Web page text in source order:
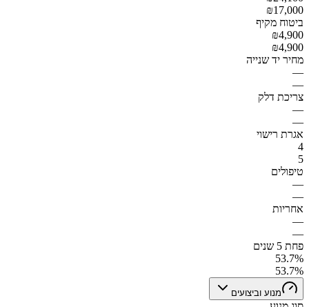
₪17,000
ביטוח מקיף
₪4,900
₪4,900
מחיר יד שנייה
—
—
צריכת דלק
—
—
אגרת רישוי
4
5
טיפולים
—
—
אחריות
—
—
פחת 5 שנים
53.7%
53.7%
מנוע וביצועים